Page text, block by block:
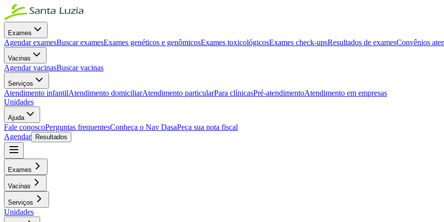
Exames
Agendar examesBuscar examesExames genéticos e genômicosExames toxicológicosExames check-upsResultados de examesConvênios
Vacinas
Agendar vacinasBuscar vacinas
Serviços
Atendimento infantilAtendimento domiciliarAtendimento particularPara clínicasPré-atendimentoAtendimento em empresas
Unidades
Ajuda
Fale conoscoPerguntas frequentesConheça o Nav DasaPeça sua nota fiscal
Agendar
Resultados
Exames
Vacinas
Serviços
Unidades